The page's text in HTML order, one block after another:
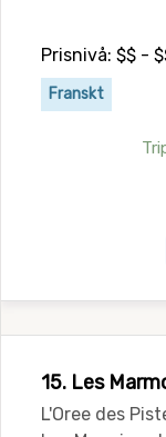
Prisnivå: $$ -
Franskt
15. Les
L'Oree des